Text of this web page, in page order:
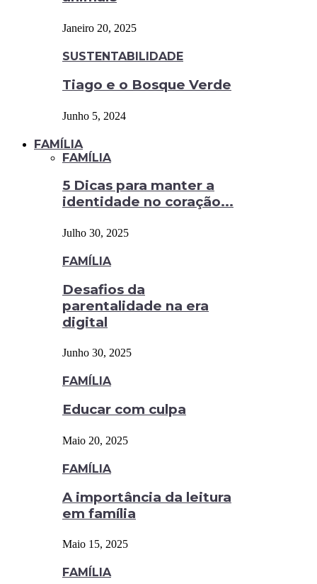
Janeiro 20, 2025
SUSTENTABILIDADE
Tiago e o Bosque Verde
Junho 5, 2024
FAMÍLIA
FAMÍLIA
5 Dicas para manter a
identidade no coração...
Julho 30, 2025
FAMÍLIA
Desafios da
parentalidade na era
digital
Junho 30, 2025
FAMÍLIA
Educar com culpa
Maio 20, 2025
FAMÍLIA
A importância da leitura
em família
Maio 15, 2025
FAMÍLIA